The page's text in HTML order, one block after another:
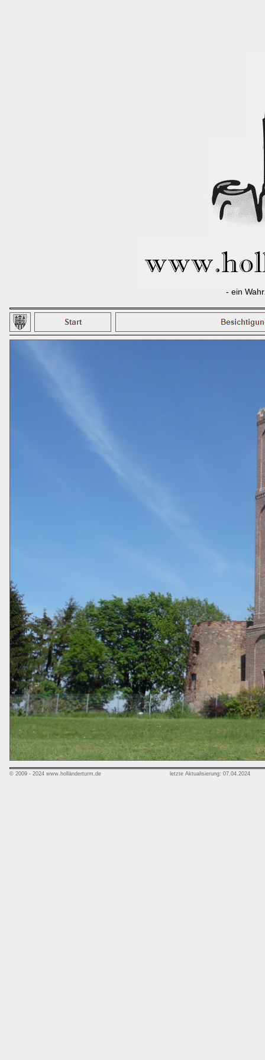
- ein
© 2009 - 2024 www.holländerturm.de letzte Aktualisierung: 07.04.2024